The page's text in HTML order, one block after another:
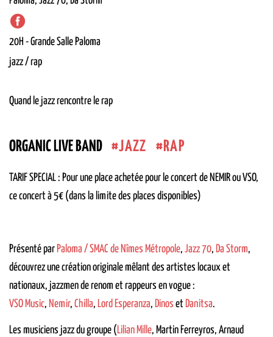
20H -Grande Salle Paloma
jazz / rap
Quand le jazz rencontre le rap
ORGANIC LIVE BAND JAZZ RAP
TARIF SPECIAL : Pour une place achetée pour le concert de NEMIR ou VSO,
ce concert à 5€ (dans la limite des places disponibles)
Présenté par Paloma / SMAC de Nîmes Métropole, Jazz 70, Da Storm,
découvrez une création originale mêlant des artistes locaux et
nationaux, jazzmen de renom et rappeurs en vogue :
VSO Music, Nemir, Chilla, Lord Esperanza, Dinos et Danitsa.
Les musiciens jazz du groupe ( Lilian Mille, Martin Ferreyros, Arnaud